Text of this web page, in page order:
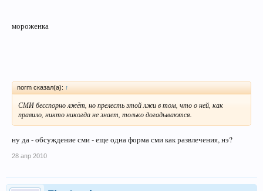
мороженка
norm сказал(а): ↑
СМИ бесспорно лжёт, но прелесть этой лжи в том, что о ней, как
правило, никто никогда не знает, только догадываются.
ну да - обсуждение сми - еще одна форма сми как развлечения, нэ?
28 апр 2010